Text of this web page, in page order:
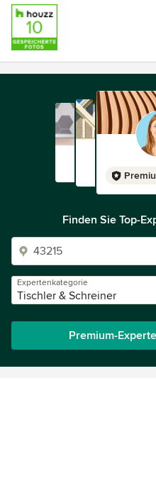
Finden Sie Top-
Expertenkategorie
Tischler & Schreiner
Premium-